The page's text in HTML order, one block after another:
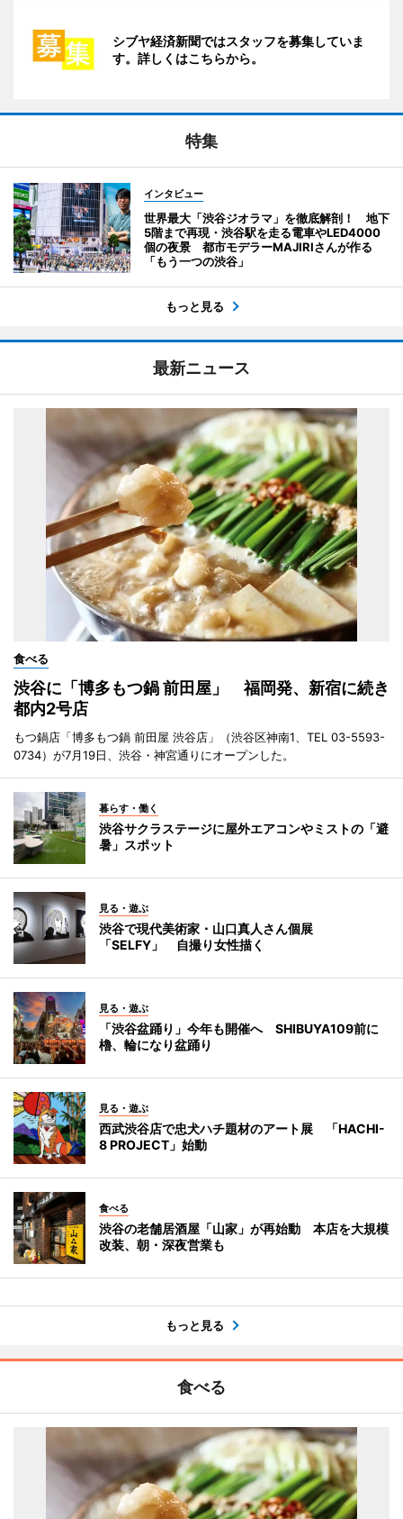
シブヤ経済新聞ではスタッフを募集していま
す。詳しくはこちらから。
特集
インタビュー
世界最大「渋谷ジオラマ」を徹底解剖！ 地下
5階まで再現・渋谷駅を走る電車やLED4000
個の夜景 都市モデラーMAJIRIさんが作る
「もう一つの渋谷」
もっと見る
最新ニュース
食べる
渋谷に「博多もつ鍋 前田屋」 福岡発、新宿に続き
都内2号店
もつ鍋店「博多もつ鍋 前田屋 渋谷店」（渋谷区神南1、TEL 03-5593-
0734）が7月19日、渋谷・神宮通りにオープンした。
暮らす・働く
渋谷サクラステージに屋外エアコンやミストの「避
暑」スポット
見る・遊ぶ
渋谷で現代美術家・山口真人さん個展
「SELFY」 自撮り女性描く
見る・遊ぶ
「渋谷盆踊り」今年も開催へ SHIBUYA109前に
櫓、輪になり盆踊り
見る・遊ぶ
西武渋谷店で忠犬ハチ題材のアート展 「HACHI-
8 PROJECT」始動
食べる
渋谷の老舗居酒屋「山家」が再始動 本店を大規模
改装、朝・深夜営業も
もっと見る
食べる